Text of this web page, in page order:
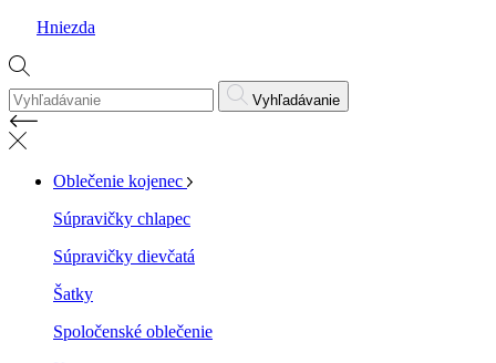
Hniezda
Vyhľadávanie
Oblečenie kojenec
Súpravičky chlapec
Súpravičky dievčatá
Šatky
Spoločenské oblečenie